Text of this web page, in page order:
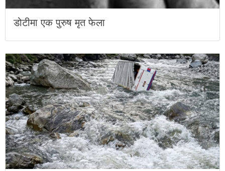
डोटीमा एक पुरुष मृत फेला